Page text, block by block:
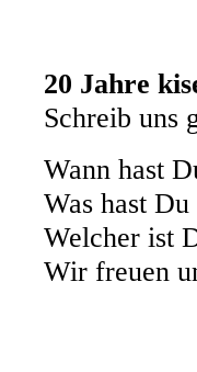
20 Jahre
Schreib uns
Wann hast
Was hast
Welcher ist
Wir freuen